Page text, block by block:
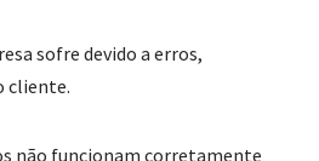
sofre devido a erros,
cliente.
não funcionam corretamente